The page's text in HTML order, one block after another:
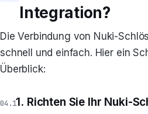
Integration?
Die Verbindung von Nuki-
schnell und einfach. Hier ein
Überblick:
1. Richten Sie Ihr Nuki-